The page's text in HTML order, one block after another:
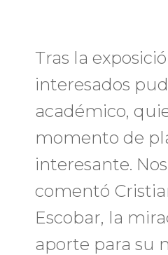
Tras la
interesados
académico,
momento de
interesante.
comentó
Escobar, la
aporte para su